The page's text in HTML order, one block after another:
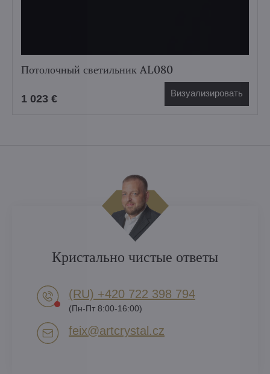
Потолочный светильник AL080
1 023 € Визуализировать
Кристально чистые ответы
(RU) +420 722 398 794​
(Пн-Пт 8:00-16:00)
feix​@artcrystal​.cz